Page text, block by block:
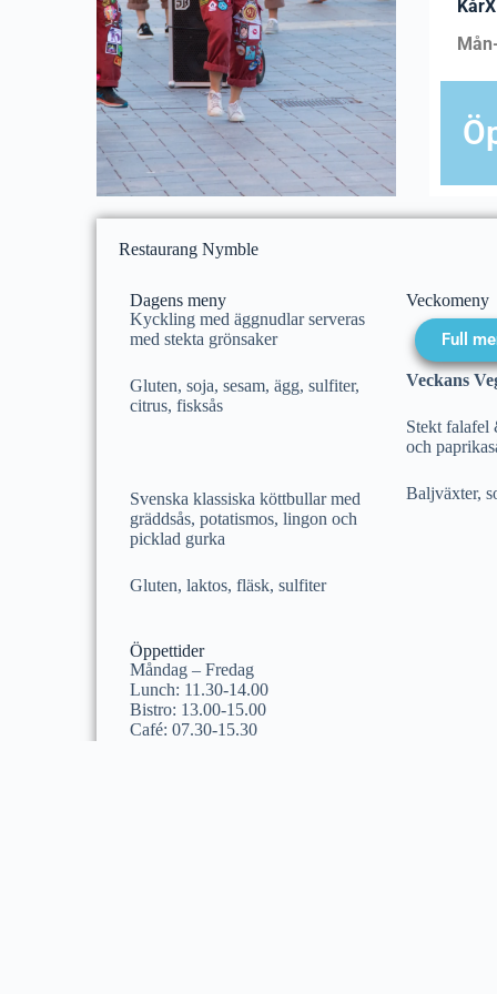
Restaurang Nymble
Dagens meny
Kyckling med äggnudlar serveras
med stekta grönsaker
Gluten, soja, sesam, ägg, sulfiter,
citrus, fisksås
Svenska klassiska köttbullar med
gräddsås, potatismos, lingon och
picklad gurka
Gluten, laktos, fläsk, sulfiter
Öppettider
Måndag – Fredag
Lunch: 11.30-14.00
Bistro: 13.00-15.00
Café: 07.30-15.30
Veckomeny
Full
Veckans
Stekt falafel
och
Baljväxter,